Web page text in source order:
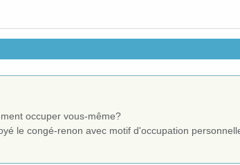
occuper vous-même?
le congé-renon avec motif d'occupation